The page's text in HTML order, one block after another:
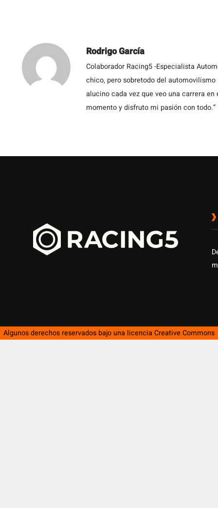
Rodrigo García
Colaborador Racing5 -Especialista
chico, pero sobretodo del
alucino cada vez que veo una carrera
momento y disfruto mi pasión con todo.”
Algunos derechos reservados bajo una licencia Creative Commons